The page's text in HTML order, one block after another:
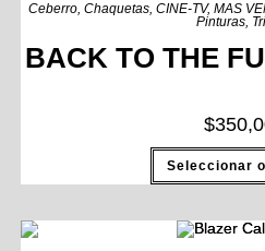
Ceberro, Chaquetas, CINE-TV, MAS
Pinturas,
BACK TO THE
$
Seleccionar